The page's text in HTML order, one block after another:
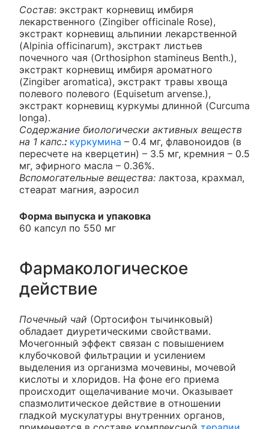
Состав: экстракт корневищ имбиря
лекарственного (Zingiber officinale Rose),
экстракт корневищ альпинии лекарственной
(Alpinia officinarum), экстракт листьев
почечного чая (Orthosiphon stamineus Benth.),
экстракт корневищ имбиря ароматного
(Zingiber aromatica), экстракт травы хвоща
полевого полевого (Equisetum arvense.),
экстракт корневищ куркумы длинной (Curcuma
longa).
Содержание биологически активных веществ
на 1 капс.: куркумина – 0.4 мг, флавоноидов (в
пересчете на кверцетин) – 3.5 мг, кремния – 0.5
мг, эфирного масла – 0.36%.
Вспомогательные вещества: лактоза, крахмал,
стеарат магния, аэросил
Форма выпуска и упаковка
60 капсул по 550 мг
Фармакологическое
действие
Почечный чай (Ортосифон тычинковый)
обладает диуретическими свойствами.
Мочегонный эффект связан с повышением
клубочковой фильтрации и усилением
выделения из организма мочевины, мочевой
кислоты и хлоридов. На фоне его приема
происходит ощелачивание мочи. Оказывает
спазмолитическое действие в отношении
гладкой мускулатуры внутренних органов,